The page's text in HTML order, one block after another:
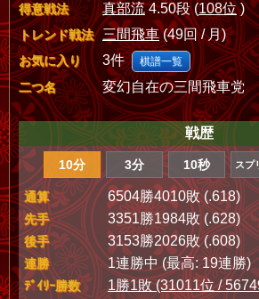
得意戦法 真部流4.50段 (108位)
トレンド戦法 三間飛車(49回 / 月)
お気に入り 3件 棋譜一覧
二つ名 変幻自在の三間飛車党
戦歴
10分 3分 10秒 スプ
通算 6504勝4010敗 (.618)
先手 3351勝1984敗 (.628)
後手 3153勝2026敗 (.608)
連勝 1連勝中 (最高: 19連勝)
ﾃﾞｲﾘｰ勝数 1勝1敗 (31011位 /